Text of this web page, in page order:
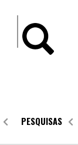
PESQUISAS